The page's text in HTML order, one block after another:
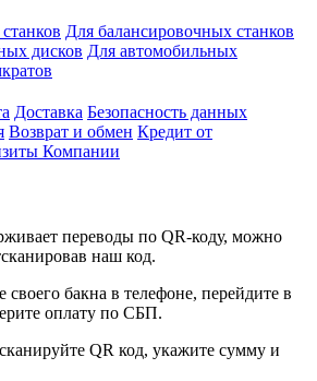
Для балансировочных станков
дисков Для автомобильных
Доставка Безопасность данных
Возврат и обмен Кредит от
Компании
переводы по QR-коду, можно
наш код.
бакна в телефоне, перейдите в
оплату по СБП.
QR код, укажите сумму и